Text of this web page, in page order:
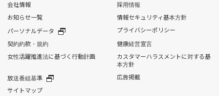
会社情報
採用情報
お知らせ一覧
情報セキュリティ基本方針
パーソナルデータ
プライバシーポリシー
契約約款・規約
健康経営宣言
女性活躍推進法に基づく行動計画
カスタマーハラスメントに対する基
本方針
放送番組基準
広告掲載
サイトマップ